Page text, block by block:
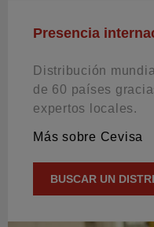
Presencia
Distribución
de 60 países
expertos locales.
Más sobre Cevisa
BUSCAR UN